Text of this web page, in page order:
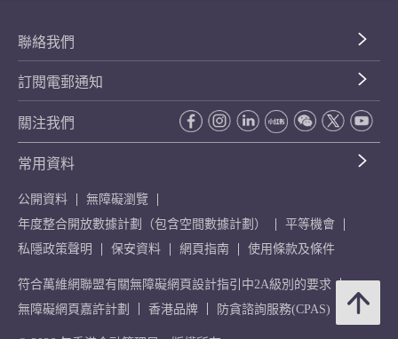
聯絡我們
訂閱電郵通知
關注我們
常用資料
公開資料
無障礙瀏覽
年度整合開放數據計劃（包含空間數據計劃）
平等機會
私隱政策聲明
保安資料 網頁指南 使用條款及條件
符合萬維網聯盟有關無障礙網頁設計指引中2A級別的要求
無障礙網頁嘉許計劃
香港品牌 防貪諮詢服務(CPAS)